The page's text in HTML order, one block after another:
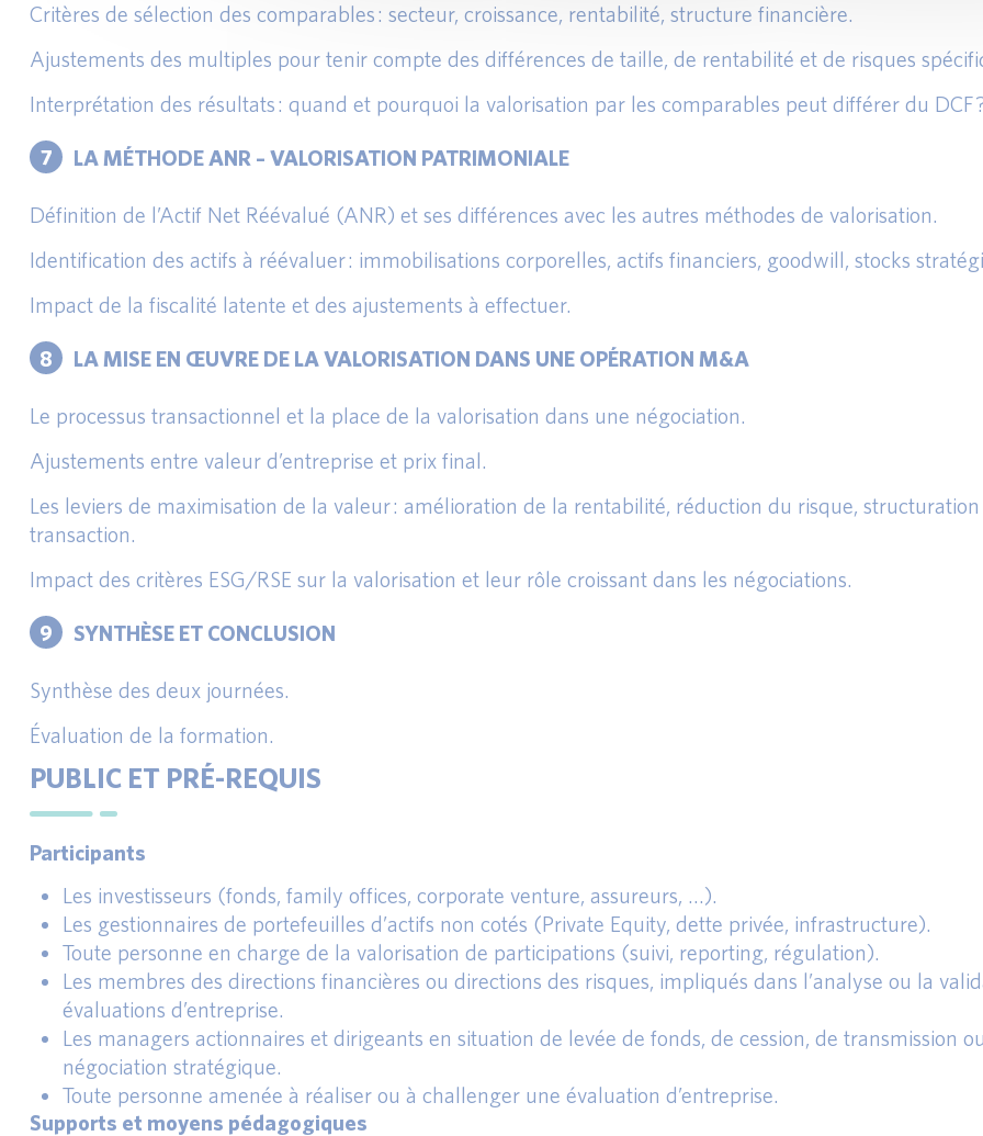
Critères de sélection des comparables : secteur, croissance, rentabilité, structure financière.
Ajustements des multiples pour tenir compte des différences de taille, de rentabilité et de risques
Interprétation des résultats : quand et pourquoi la valorisation par les comparables peut différer du DCF
7 LA MÉTHODE ANR – VALORISATION PATRIMONIALE
Définition de l’Actif Net Réévalué (ANR) et ses différences avec les autres méthodes de valorisation.
Identification des actifs à réévaluer : immobilisations corporelles, actifs financiers, goodwill, stocks
Impact de la fiscalité latente et des ajustements à effectuer.
8 LA MISE EN ŒUVRE DE LA VALORISATION DANS UNE OPÉRATION M&A
Le processus transactionnel et la place de la valorisation dans une négociation.
Ajustements entre valeur d’entreprise et prix final.
Les leviers de maximisation de la valeur : amélioration de la rentabilité, réduction du risque,
transaction.
Impact des critères ESG/RSE sur la valorisation et leur rôle croissant dans les négociations.
9 SYNTHÈSE ET CONCLUSION
Synthèse des deux journées.
Évaluation de la formation.
PUBLIC ET PRÉ-REQUIS
Participants
Les investisseurs (fonds, family offices, corporate venture, assureurs, …).
Les gestionnaires de portefeuilles d’actifs non cotés (Private Equity, dette privée, infrastructure).
Toute personne en charge de la valorisation de participations (suivi, reporting, régulation).
Les membres des directions financières ou directions des risques, impliqués dans l’analyse ou la
évaluations d’entreprise.
Les managers actionnaires et dirigeants en situation de levée de fonds, de cession, de transmission
négociation stratégique.
Toute personne amenée à réaliser ou à challenger une évaluation d’entreprise.
Supports et moyens pédagogiques